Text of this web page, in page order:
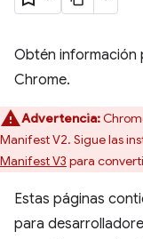
Obtén información
Chrome.
Advertencia:
Manifest V2. Sigue las
Manifest V3 para
Estas páginas
para